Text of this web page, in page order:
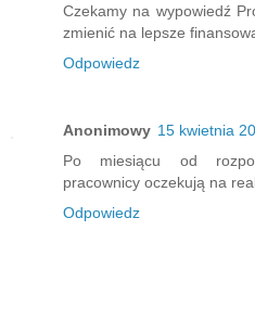
Czekamy na wypowiedź
zmienić na lepsze
Odpowiedz
Anonimowy 15 kwietnia
Po miesiącu od
pracownicy oczekują na
Odpowiedz